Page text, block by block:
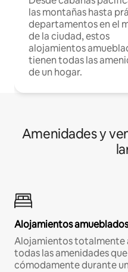
las montañas hasta
departamentos en el
de la ciudad, estos
alojamientos
tienen todas las
de un hogar.
Amenidades y
Alojamientos amueblados
Alojamientos totalmente
todas las amenidades
cómodamente durante un